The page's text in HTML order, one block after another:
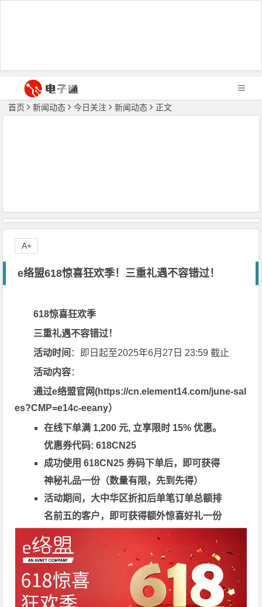
首页 新闻动态 今日关注 新闻动态 正文
e络盟618惊喜狂欢季！三重礼遇不容错过！
618惊喜狂欢季
三重礼遇不容错过！
活动时间 ：即日起至2025年6月27日 23:59 截止
活动内容：
通过e络盟官网(https://cn.element14.com/june-sal
es?CMP=e14c-eeany）
在线下单满 1,200 元, 立享限时 15% 优惠。
优惠券代码: 618CN25
成功使用 618CN25 券码下单后，即可获得
神秘礼品一份（数量有限，先到先得）
活动期间，大中华区折扣后单笔订单总额排
名前五的客户，即可获得额外惊喜好礼一份
A+